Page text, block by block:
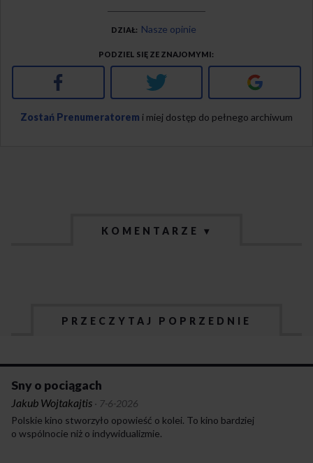
DZIAŁ Nasze opinie
PODZIEL SIĘ ZE ZNAJOMYMI
Facebook Twitter Google+
Zostań Prenumeratorem i miej dostęp do pełnego archiwum
KOMENTARZE ▾
PRZECZYTAJ POPRZEDNIE
Sny o pociągach
Jakub Wojtakajtis · 7-6-2026
Polskie kino stworzyło opowieść o kolei. To kino bardziej
o wspólnocie niż o indywidualizmie.